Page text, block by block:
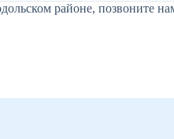
районе, позвоните